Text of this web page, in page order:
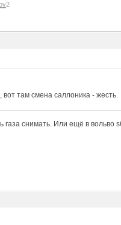
2
вот там смена саллоника - жесть.
газа снимать. Или ещё в вольво